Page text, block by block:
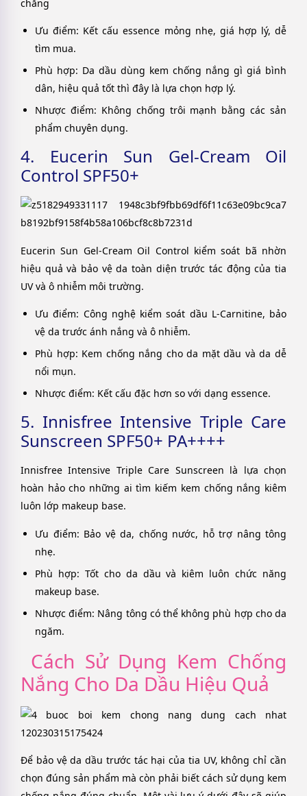
chăng
Ưu điểm: Kết cấu essence mỏng nhẹ, giá hợp lý, dễ
tìm mua.
Phù hợp: Da dầu dùng kem chống nắng gì giá bình
dân, hiệu quả tốt thì đây là lựa chọn hợp lý.
Nhược điểm: Không chống trôi mạnh bằng các sản
phẩm chuyên dụng.
4. Eucerin Sun Gel-Cream Oil
Control SPF50+
Eucerin Sun Gel-Cream Oil Control kiểm soát bã nhờn
hiệu quả và bảo vệ da toàn diện trước tác động của tia
UV và ô nhiễm môi trường.
Ưu điểm: Công nghệ kiểm soát dầu L-Carnitine, bảo
vệ da trước ánh nắng và ô nhiễm.
Phù hợp: Kem chống nắng cho da mặt dầu và da dễ
nổi mụn.
Nhược điểm: Kết cấu đặc hơn so với dạng essence.
5. Innisfree Intensive Triple Care
Sunscreen SPF50+ PA++++
Innisfree Intensive Triple Care Sunscreen là lựa chọn
hoàn hảo cho những ai tìm kiếm kem chống nắng kiêm
luôn lớp makeup base.
Ưu điểm: Bảo vệ da, chống nước, hỗ trợ nâng tông
nhẹ.
Phù hợp: Tốt cho da dầu và kiêm luôn chức năng
makeup base.
Nhược điểm: Nâng tông có thể không phù hợp cho da
ngăm.
Cách Sử Dụng Kem Chống
Nắng Cho Da Dầu Hiệu Quả
Để bảo vệ da dầu trước tác hại của tia UV, không chỉ cần
chọn đúng sản phẩm mà còn phải biết cách sử dụng kem